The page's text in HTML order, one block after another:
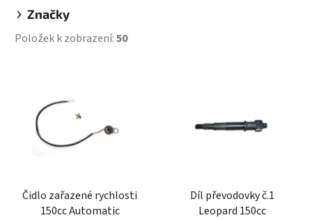
Značky
Položek k zobrazení:50
Čidlo zařazené rychlosti
150cc Automatic
Díl převodovky č.1
Leopard 150cc